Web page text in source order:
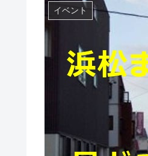
イベント